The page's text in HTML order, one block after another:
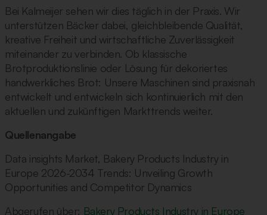
Bei Kalmeijer sehen wir dies täglich in der Praxis. Wir
unterstützen Bäcker dabei, gleichbleibende Qualität,
kreative Freiheit und wirtschaftliche Zuverlässigkeit
miteinander zu verbinden. Ob klassische
Brotproduktionslinie oder Lösung für dekoriertes
handwerkliches Brot: Unsere Maschinen sind praxisnah
entwickelt und entwickeln sich kontinuierlich mit den
aktuellen und zukünftigen Markttrends weiter.
Quellenangabe
Data insights Market, Bakery Products Industry in
Europe 2026-2034 Trends: Unveiling Growth
Opportunities and Competitor Dynamics
Abgerufen über: Bakery Products Industry in Europe